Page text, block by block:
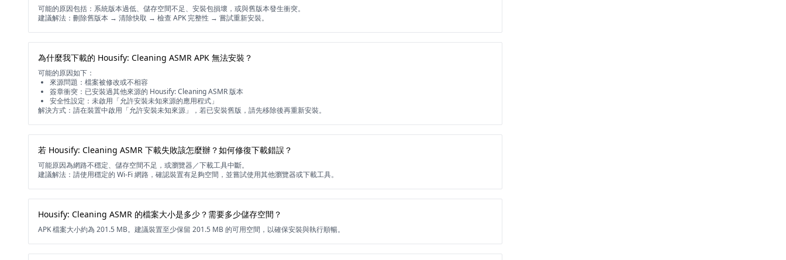
可能的原因包括：系統版本過低、儲存空間不足、安裝包損壞，或與舊版本發生衝突。
建議解法：刪除舊版本 → 清除快取 → 檢查 APK 完整性 → 嘗試重新安裝。
為什麼我下載的 Housify: Cleaning ASMR APK 無法安裝？
可能的原因如下：
來源問題：檔案被修改或不相容
簽章衝突：已安裝過其他來源的 Housify: Cleaning ASMR 版本
安全性設定：未啟用「允許安裝未知來源的應用程式」
解決方式：請在裝置中啟用「允許安裝未知來源」，若已安裝舊版，請先移除後再重新安裝。
若 Housify: Cleaning ASMR 下載失敗該怎麼辦？如何修復下載錯誤？
可能原因為網路不穩定、儲存空間不足，或瀏覽器／下載工具中斷。
建議解法：請使用穩定的 Wi-Fi 網路，確認裝置有足夠空間，並嘗試使用其他瀏覽器或下載工具。
Housify: Cleaning ASMR 的檔案大小是多少？需要多少儲存空間？
APK 檔案大小約為 201.5 MB。建議裝置至少保留 201.5 MB 的可用空間，以確保安裝與執行順暢。